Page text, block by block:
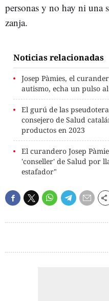
personas y no hay ni una
zanja.
Noticias relacionadas
Josep Pàmies, el
autismo, echa un pulso
El gurú de las
consejero de Salud
productos en 2023
El curandero Josep
'conseller' de Salud por
estafador"